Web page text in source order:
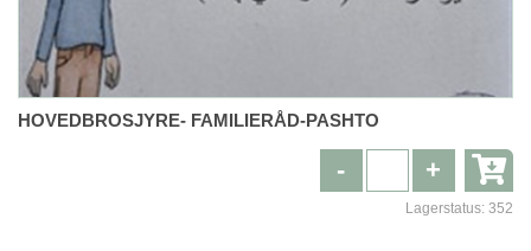
HOVEDBROSJYRE- FAMILIERÅD-PASHTO
+
-
Lagerstatus: 352